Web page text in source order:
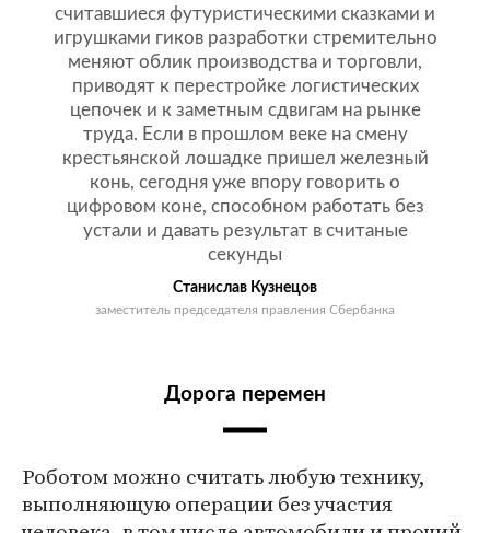
считавшиеся футуристическими сказками и
игрушками гиков разработки стремительно
меняют облик производства и торговли,
приводят к перестройке логистических
цепочек и к заметным сдвигам на рынке
труда. Если в прошлом веке на смену
крестьянской лошадке пришел железный
конь, сегодня уже впору говорить о
цифровом коне, способном работать без
устали и давать результат в считаные
секунды
Станислав Кузнецов
заместитель председателя правления Сбербанка
Дорога перемен
Роботом можно считать любую технику,
выполняющую операции без участия